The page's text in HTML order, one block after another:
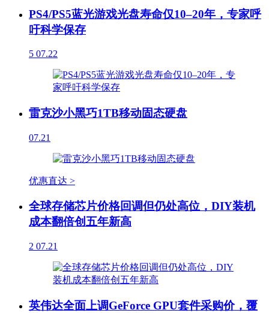
PS4/PS5蓝光游戏光盘寿命仅10–20年，专家呼
吁科学保存
5 07.22
雷克沙小黑巧1TB移动固态硬盘
07.21
优惠直达 >
全球存储芯片价格回调但仍处高位，DIY装机
成本翻倍创五年新高
2 07.21
英伟达全面上调GeForce GPU套件采购价，覆